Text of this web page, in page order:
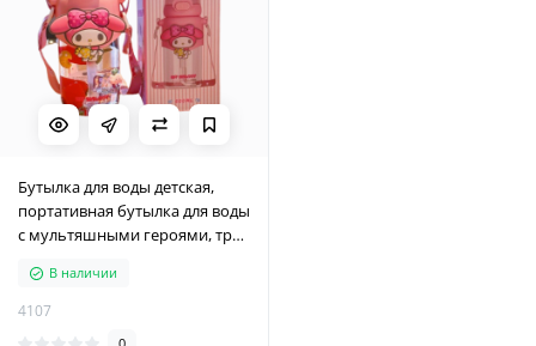
Бутылка для воды детская,
портативная бутылка для воды
с мультяшными героями, три
В наличии
4107